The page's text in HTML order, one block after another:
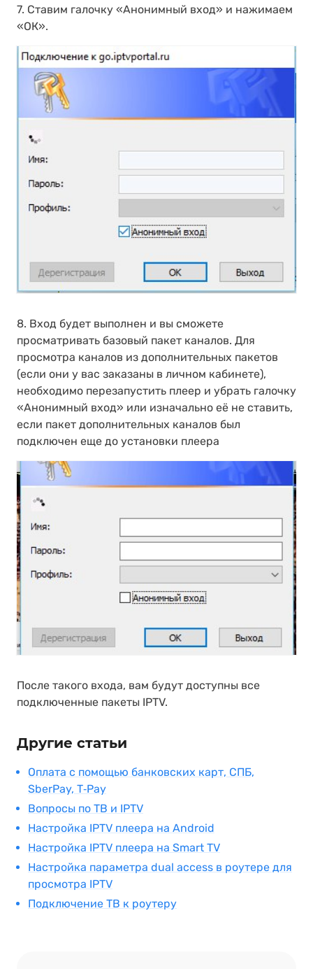
7. Cтавим галочку «Анонимный вход» и нажимаем
«ОК».
8. Вход будет выполнен и вы сможете
просматривать базовый пакет каналов. Для
просмотра каналов из дополнительных пакетов
(если они у вас заказаны в личном кабинете),
необходимо перезапустить плеер и убрать галочку
«Анонимный вход» или изначально её не ставить,
если пакет дополнительных каналов был
подключен еще до установки плеера
После такого входа, вам будут доступны все
подключенные пакеты IPTV.
Другие статьи
Оплата с помощью банковских карт, СПБ,
SberPay, T‑Pay
Вопросы по ТВ и IPTV
Настройка IPTV плеера на Android
Настройка IPTV плеера на Smart TV
Настройка параметра dual access в роутере для
просмотра IPTV
Подключение ТВ к роутеру